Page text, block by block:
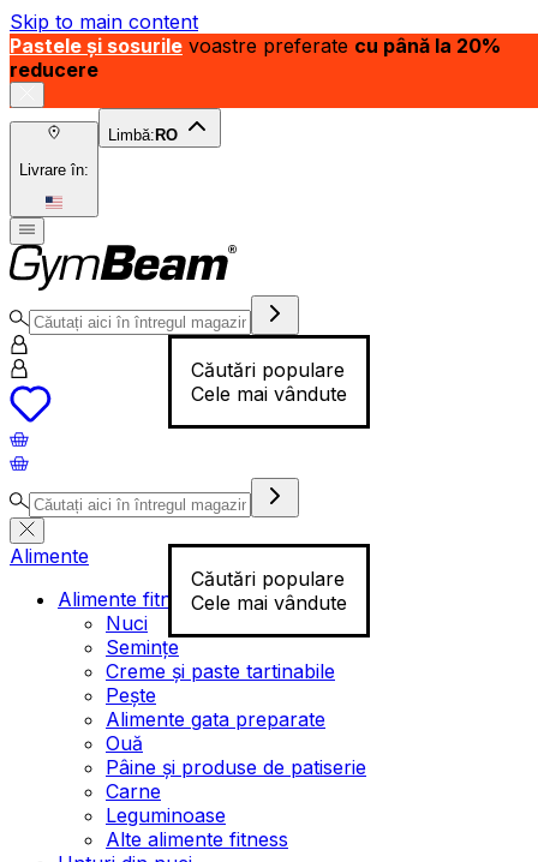
Skip to main content
Pastele și sosurile voastre preferate cu până la 20%
reducere
Livrare în:
Limbă: RO
Căutări populare
Cele mai vândute
Căutări populare
Cele mai vândute
Alimente
Alimente fitness
Nuci
Semințe
Creme și paste tartinabile
Pește
Alimente gata preparate
Ouă
Pâine și produse de patiserie
Carne
Leguminoase
Alte alimente fitness